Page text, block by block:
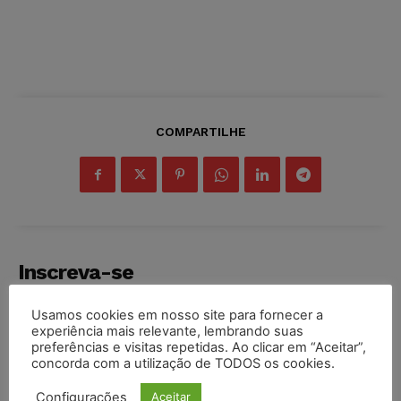
COMPARTILHE
Inscreva-se
INSCREVER
Usamos cookies em nosso site para fornecer a
experiência mais relevante, lembrando suas
preferências e visitas repetidas. Ao clicar em “Aceitar”,
concorda com a utilização de TODOS os cookies.
Configurações Aceitar